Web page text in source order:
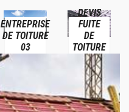
ENTREPRISE
DE TOITURE
03
DEVIS
FUITE
DE
TOITURE
03